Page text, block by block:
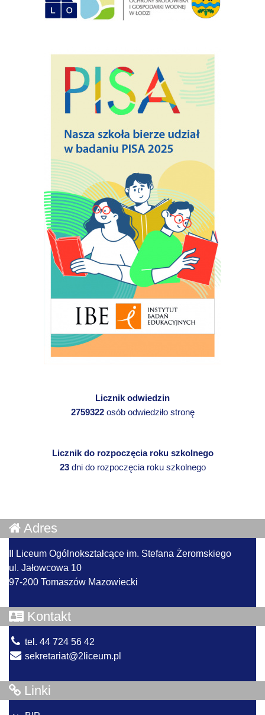
Licznik odwiedzin
2759322osób odwiedziło stronę
Licznik do rozpoczęcia roku szkolnego
23dni do rozpoczęcia roku szkolnego
Adres
II Liceum Ogólnokształcące im. Stefana Żeromskiego
ul. Jałowcowa 10
97-200 Tomaszów Mazowiecki
Kontakt
tel. 44 724 56 42
sekretariat@2liceum.pl
Linki